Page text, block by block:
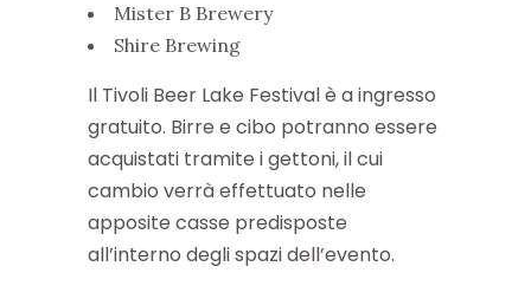
Mister B Brewery
Shire Brewing
Il Tivoli Beer Lake Festival è a ingresso
gratuito. Birre e cibo potranno essere
acquistati tramite i gettoni, il cui
cambio verrà effettuato nelle
apposite casse predisposte
all’interno degli spazi dell’evento.